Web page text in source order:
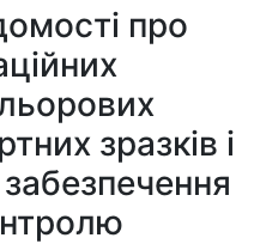
про
зразків і